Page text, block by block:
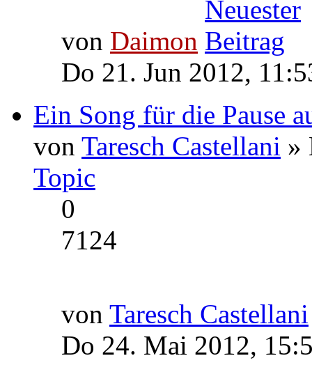
von Daimon
Do 21. Jun 2012,
Ein Song für die Pause
von Taresch Castellani »
Topic
0
7124
von Taresch Castellani
Do 24. Mai 2012,